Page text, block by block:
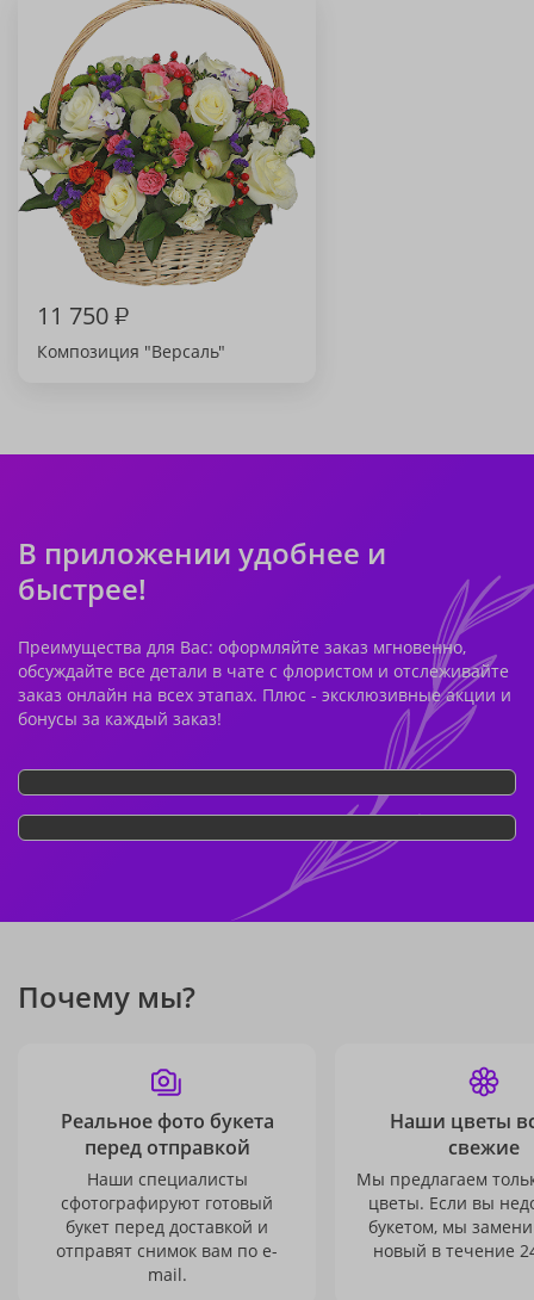
11 750₽
Композиция "Версаль"
В приложении удобнее и
быстрее!
Преимущества для Вас: оформляйте заказ мгновенно,
обсуждайте все детали в чате с флористом и отслеживайте
заказ онлайн на всех этапах. Плюс - эксклюзивные акции и
бонусы за каждый заказ!
Почему мы?
Реальное фото букета
перед отправкой
Наши специалисты
сфотографируют готовый
букет перед доставкой и
отправят снимок вам по e-
mail.
Наши цветы
свежие
Мы предлагаем
цветы. Если вы
букетом, мы
новый в течение